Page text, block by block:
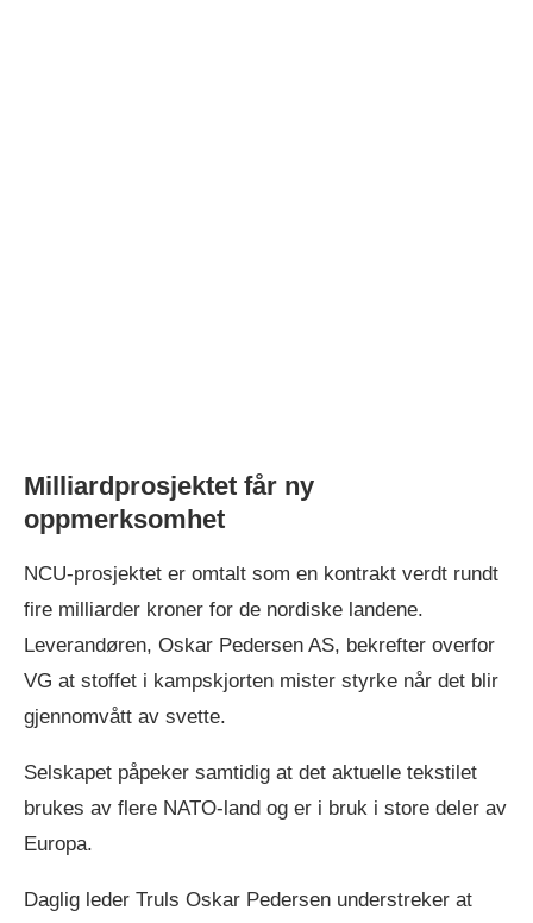
Milliardprosjektet får ny
oppmerksomhet
NCU-prosjektet er omtalt som en kontrakt verdt rundt
fire milliarder kroner for de nordiske landene.
Leverandøren, Oskar Pedersen AS, bekrefter overfor
VG at stoffet i kampskjorten mister styrke når det blir
gjennomvått av svette.
Selskapet påpeker samtidig at det aktuelle tekstilet
brukes av flere NATO-land og er i bruk i store deler av
Europa.
Daglig leder Truls Oskar Pedersen understreker at